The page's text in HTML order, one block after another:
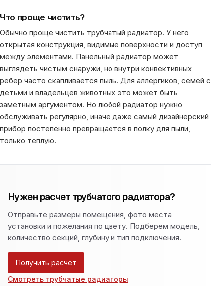
Что проще чистить?
Обычно проще чистить трубчатый радиатор. У него
открытая конструкция, видимые поверхности и доступ
между элементами. Панельный радиатор может
выглядеть чистым снаружи, но внутри конвективных
ребер часто скапливается пыль. Для аллергиков, семей с
детьми и владельцев животных это может быть
заметным аргументом. Но любой радиатор нужно
обслуживать регулярно, иначе даже самый дизайнерский
прибор постепенно превращается в полку для пыли,
только теплую.
Нужен расчет трубчатого радиатора?
Отправьте размеры помещения, фото места
установки и пожелания по цвету. Подберем модель,
количество секций, глубину и тип подключения.
Получить расчет
Смотреть трубчатые радиаторы